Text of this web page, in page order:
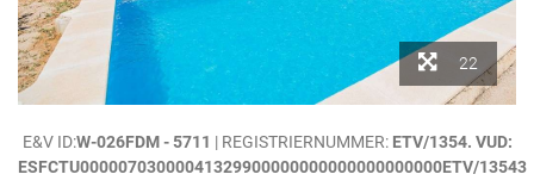
Favoriten
Über uns
Blog
22
MAGDALENA`.- TRADITIONELLES STEINHAUS MIT POOL. POLLENSA.
MALLORCA
E&V ID:W-026FDM - 5711 | REGISTRIERNUMMER: ETV/1354. VUD:
ESFCTU00000703000041329900000000000000000000ETV/13543